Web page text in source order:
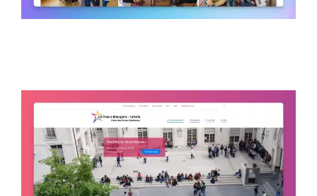
Les Francs Bourgeois – La
Salle